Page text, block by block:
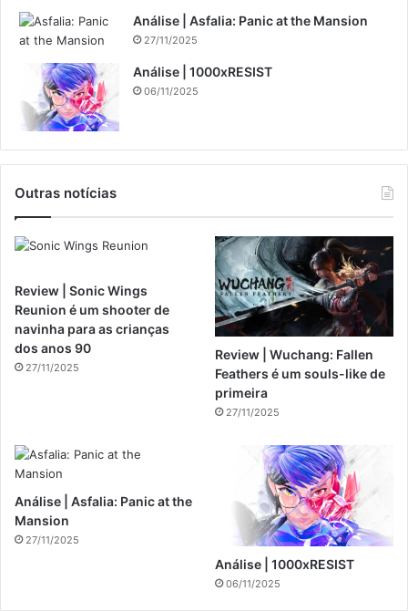
Análise | Asfalia: Panic at the Mansion
27/11/2025
Análise | 1000xRESIST
06/11/2025
Outras notícias
Review | Sonic Wings
Reunion é um shooter de
navinha para as crianças
dos anos 90
27/11/2025
Review | Wuchang: Fallen
Feathers é um souls-like de
primeira
27/11/2025
Análise | Asfalia: Panic at the
Mansion
27/11/2025
Análise | 1000xRESIST
06/11/2025